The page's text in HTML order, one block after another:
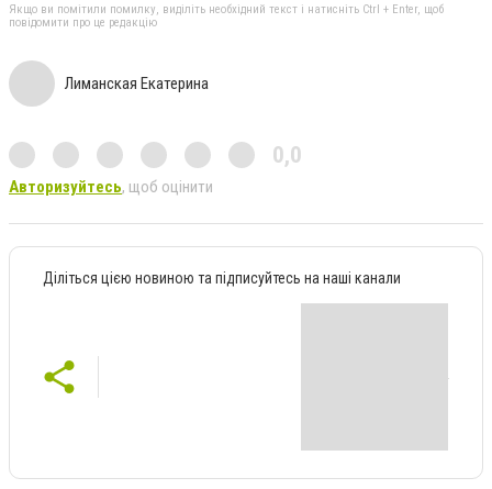
Якщо ви помітили помилку, виділіть необхідний текст і натисніть Ctrl + Enter, щоб
повідомити про це редакцію
Лиманская Екатерина
0,0
Авторизуйтесь, щоб оцінити
Діліться цією новиною та підписуйтесь на наші канали